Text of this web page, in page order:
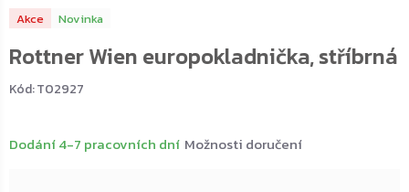
Akce Novinka
Rottner Wien europokladnička, stříbrná
Kód:T02927
Dodání 4-7 pracovních dní Možnosti doručení